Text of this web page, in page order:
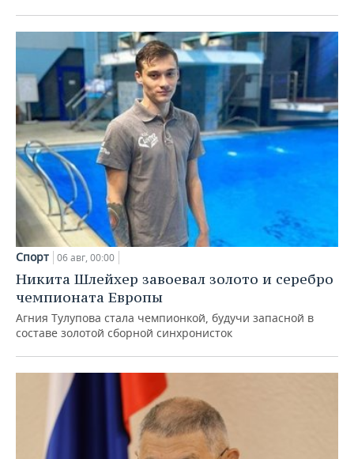
Спорт 06 авг, 00:00
Никита Шлейхер завоевал золото и серебро
чемпионата Европы
Агния Тулупова стала чемпионкой, будучи запасной в
составе золотой сборной синхронисток